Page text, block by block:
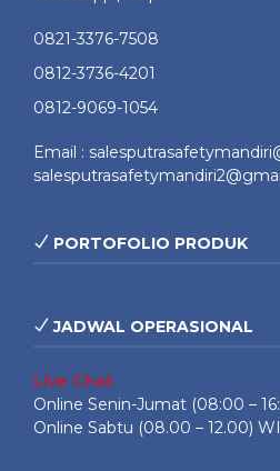
0821-3376-7508
0812-3736-4201
0812-9069-1054
Email :
PORTOFOLIO PRODUK
JADWAL OPERASIONAL
Live Chat
Online Senin-Jumat (08:00 –
Online Sabtu (08.00 – 12.00)